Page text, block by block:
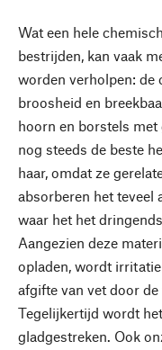
Wat een hele
bestrijden, kan vaak
worden verholpen: de
broosheid en
hoorn en borstels
nog steeds de beste
haar, omdat ze
absorberen het teveel
waar het het
Aangezien deze
opladen, wordt
afgifte van vet door
Tegelijkertijd wordt
gladgestreken. Ook